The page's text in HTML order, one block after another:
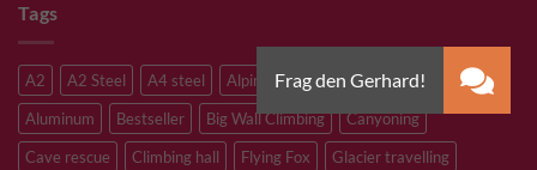
Tags
A2 A2 Steel A4 steel Alpine climbing
Alpine route
Aluminum
Bestseller Big Wall Climbing
Canyoning
Cave rescue
Climbing hall Flying Fox
Glacier travelling